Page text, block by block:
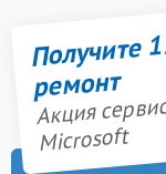
Получите
ремонт
Акция
Microsoft